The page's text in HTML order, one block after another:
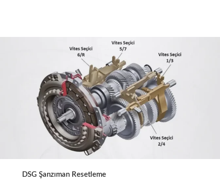
DSG Şanzıman Resetleme